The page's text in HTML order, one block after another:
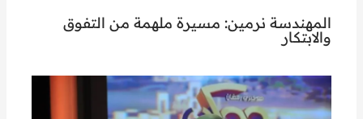
المهندسة نرمين: مسيرة ملهمة من التفوق
والابتكار